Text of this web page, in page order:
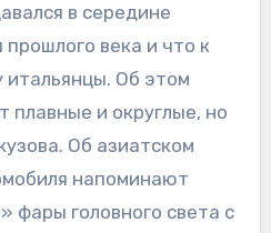
в середине
прошлого века и что к
итальянцы. Об этом
плавные и округлые, но
Об азиатском
напоминают
фары головного света с